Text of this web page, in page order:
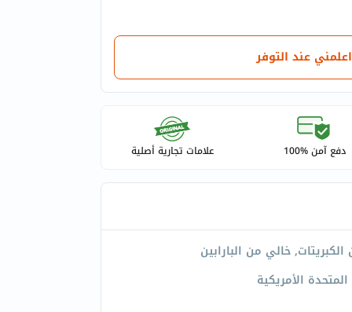
اعلمني عند التوفر
دفع آمن %100 علامات تجارية أصلية
خالي من البارابين
المتحدة الأمريكية